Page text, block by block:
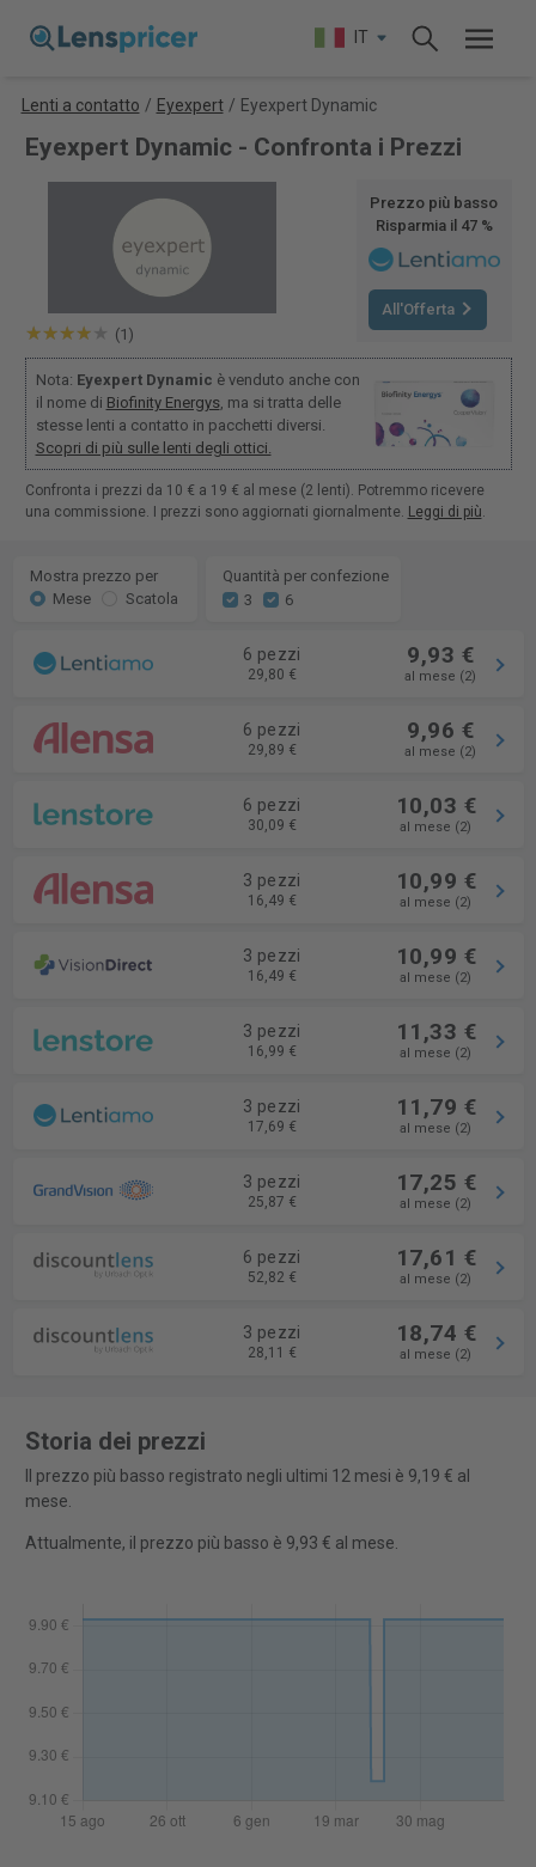
IT
Lenti a contatto / Eyexpert / Eyexpert Dynamic
Eyexpert Dynamic - Confronta i Prezzi
(1)
Prezzo più basso
Risparmia il 47 %
All'Offerta
Nota: Eyexpert Dynamic è venduto anche con
il nome di Biofinity Energys, ma si tratta delle
stesse lenti a contatto in pacchetti diversi.
Scopri di più sulle lenti degli ottici.
Confronta i prezzi da 10 € a 19 € al mese (2 lenti). Potremmo ricevere
una commissione. I prezzi sono aggiornati giornalmente. Leggi di più.
Mostra prezzo per
Mese
Scatola
Quantità per confezione
3
6
6 pezzi
29,80 €
9,93 €
al mese (2)
6 pezzi
29,89 €
9,96 €
al mese (2)
6 pezzi
30,09 €
10,03 €
al mese (2)
3 pezzi
16,49 €
10,99 €
al mese (2)
3 pezzi
16,49 €
10,99 €
al mese (2)
3 pezzi
16,99 €
11,33 €
al mese (2)
3 pezzi
17,69 €
11,79 €
al mese (2)
3 pezzi
25,87 €
17,25 €
al mese (2)
6 pezzi
52,82 €
17,61 €
al mese (2)
3 pezzi
28,11 €
18,74 €
al mese (2)
Storia dei prezzi
Il prezzo più basso registrato negli ultimi 12 mesi è 9,19 € al
mese.
Attualmente, il prezzo più basso è 9,93 € al mese.